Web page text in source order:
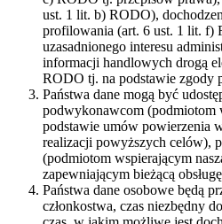
ust. 1 lit. b) RODO),
profilowania (art. 6 ust. 1 lit. f)
uzasadnionego interesu
informacji handlowych drogą
RODO tj. na podstawie zgody
Państwa dane mogą być
podwykonawcom (podmiotom
podstawie umów powierzenia
realizacji powyższych celów),
(podmiotom wspierającym
zapewniającym bieżącą
Państwa dane osobowe będą
członkostwa, czas niezbędny